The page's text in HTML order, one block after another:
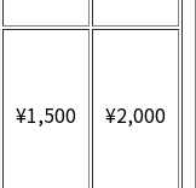
¥1,500 ¥2,000